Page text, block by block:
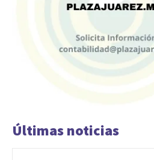
Últimas noticias